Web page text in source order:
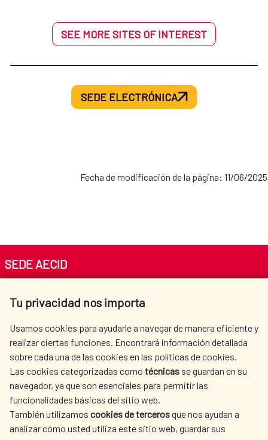
SEE MORE SITES OF INTEREST
SEDE ELECTRÓNICA
Fecha de modificación de la página: 11/06/2025
Tu privacidad nos importa
Usamos cookies para ayudarle a navegar de manera eficiente y
realizar ciertas funciones. Encontrará información detallada
sobre cada una de las cookies en las políticas de cookies.
Las cookies categorizadas como técnicas se guardan en su
navegador, ya que son esenciales para permitir las
funcionalidades básicas del sitio web.
También utilizamos cookies de tercerosque nos ayudan a
analizar cómo usted utiliza este sitio web, guardar sus
SEDE AECID
Tel. +34 900 20 30 54​​​​​​​
AECID
WHERE DO WE COOPERATE?
SPANISH HUMANITARIAN
ACTION
PRESS ROOM
CULTURE AND SCIENCE LIBRARY